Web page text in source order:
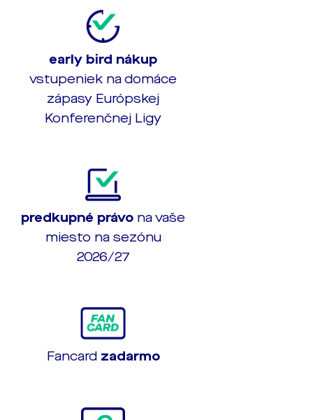
early bird nákup
vstupeniek na domáce
zápasy Európskej
Konferenčnej Ligy
predkupné právo na vaše
miesto na sezónu
2026/27
Fancard zadarmo